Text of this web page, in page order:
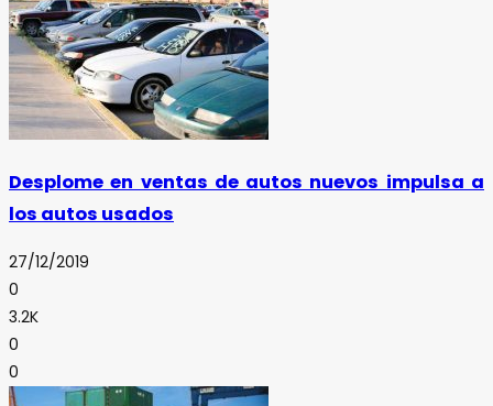
Desplome en ventas de autos nuevos impulsa a
los autos usados
27/12/2019
0
3.2K
0
0